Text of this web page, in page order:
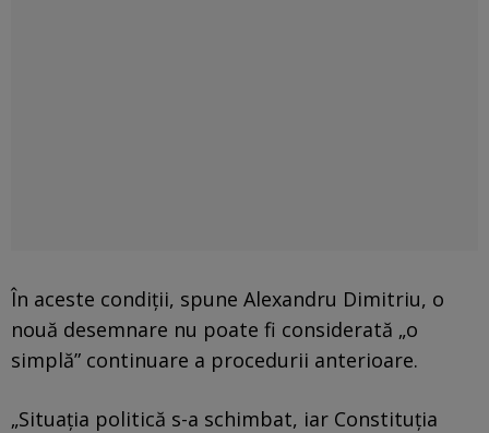
În aceste condiții, spune Alexandru Dimitriu, o
nouă desemnare nu poate fi considerată „o
simplă” continuare a procedurii anterioare.
„Situația politică s-a schimbat, iar Constituția